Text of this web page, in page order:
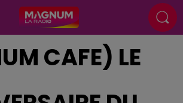
CAFE) LE